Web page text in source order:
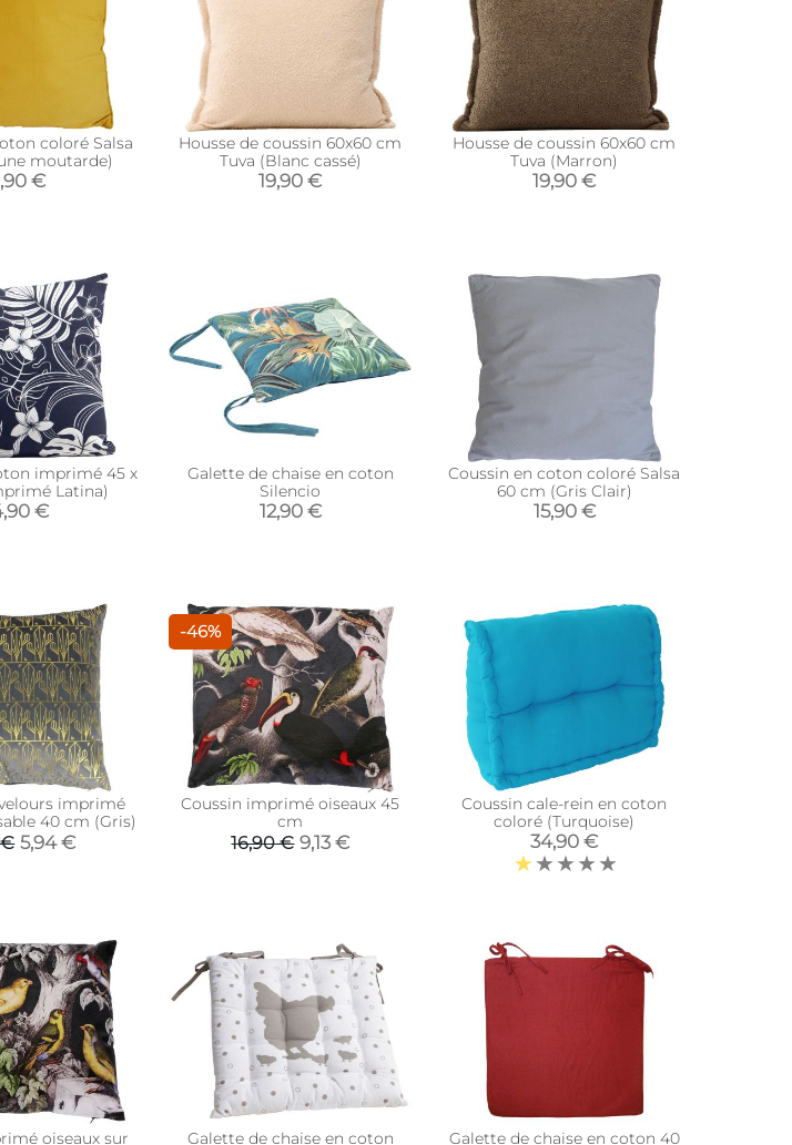
coloré Salsa
moutarde)
€
Housse de coussin 60x60 cm
Tuva (Blanc cassé)
19,90 €
Housse de coussin 60x60 cm
Tuva (Marron)
19,90 €
imprimé 45 x
Latina)
€
Galette de chaise en coton
Silencio
12,90 €
Coussin en coton coloré Salsa
60 cm (Gris Clair)
15,90 €
imprimé
40 cm (Gris)
€ 5,94 €
-46%
Coussin imprimé oiseaux 45
cm
16,90 € 9,13 €
Coussin cale-rein en coton
coloré (Turquoise)
34,90 €
oiseaux sur Galette de chaise en coton Galette de chaise en coton 40